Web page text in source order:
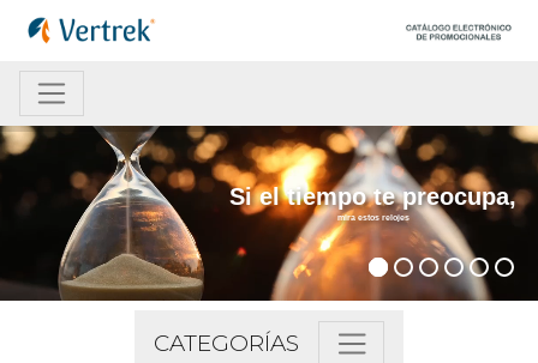
Si el tiempo te preocupa,
mira estos relojes
CATEGORÍAS